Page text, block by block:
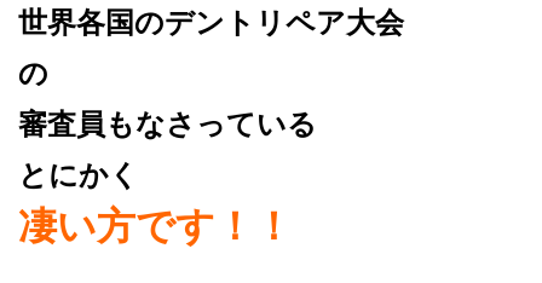
世界各国のデントリペア大会
の
審査員もなさっている
とにかく
凄い方です！！